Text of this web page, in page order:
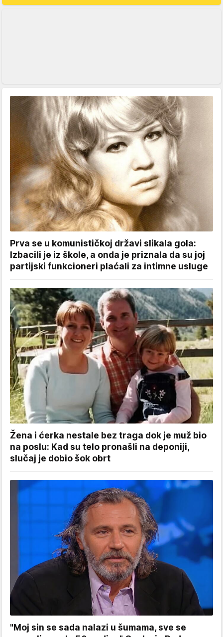
Prva se u komunističkoj državi slikala gola:
Izbacili je iz škole, a onda je priznala da su joj
partijski funkcioneri plaćali za intimne usluge
Žena i ćerka nestale bez traga dok je muž bio
na poslu: Kad su telo pronašli na deponiji,
slučaj je dobio šok obrt
"Moj sin se sada nalazi u šumama, sve se